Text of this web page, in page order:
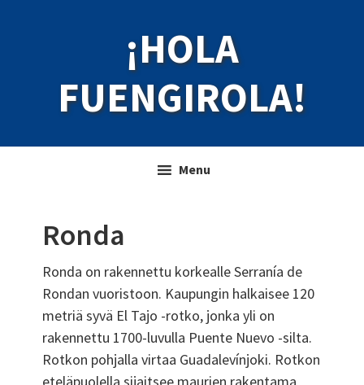
¡HOLA
FUENGIROLA!
Menu
Ronda
Ronda on rakennettu korkealle Serranía de
Rondan vuoristoon. Kaupungin halkaisee 120
metriä syvä El Tajo -rotko, jonka yli on
rakennettu 1700-luvulla Puente Nuevo -silta.
Rotkon pohjalla virtaa Guadalevínjoki. Rotkon